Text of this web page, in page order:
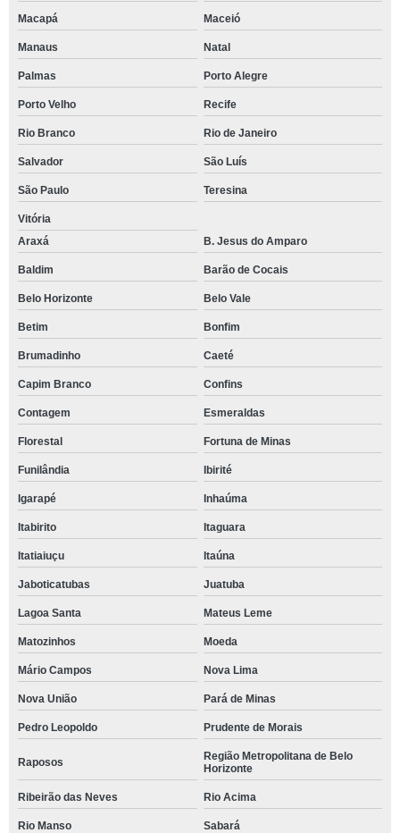
Macapá Maceió
Manaus Natal
Palmas Porto Alegre
Porto Velho Recife
Rio Branco Rio de Janeiro
Salvador São Luís
São Paulo Teresina
Vitória
Araxá
B. Jesus do Amparo
Baldim Barão de Cocais
Belo Horizonte Belo Vale
Betim Bonfim
Brumadinho Caeté
Capim Branco Confins
Contagem Esmeraldas
Florestal Fortuna de Minas
Funilândia Ibirité
Igarapé Inhaúma
Itabirito Itaguara
Itatiaiuçu Itaúna
Jaboticatubas Juatuba
Lagoa Santa Mateus Leme
Matozinhos Moeda
Mário Campos Nova Lima
Nova União Pará de Minas
Pedro Leopoldo Prudente de Morais
Raposos
Região Metropolitana de Belo
Horizonte
Ribeirão das Neves Rio Acima
Rio Manso Sabará